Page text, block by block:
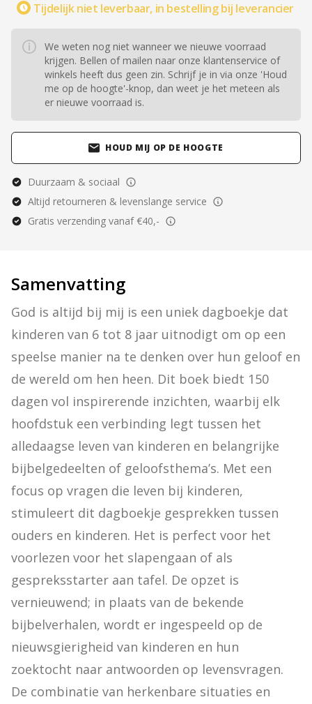
Tijdelijk niet leverbaar, in bestelling bij leverancier
We weten nog niet wanneer we nieuwe voorraad
krijgen. Bellen of mailen naar onze klantenservice of
winkels heeft dus geen zin. Schrijf je in via onze 'Houd
me op de hoogte'-knop, dan weet je het meteen als
er nieuwe voorraad is.
HOUD MIJ OP DE HOOGTE
Duurzaam & sociaal
Altijd retourneren & levenslange service
Gratis verzending vanaf €40,-
Samenvatting
God is altijd bij mij is een uniek dagboekje dat
kinderen van 6 tot 8 jaar uitnodigt om op een
speelse manier na te denken over hun geloof en
de wereld om hen heen. Dit boek biedt 150
dagen vol inspirerende inzichten, waarbij elk
hoofdstuk een verbinding legt tussen het
alledaagse leven van kinderen en belangrijke
bijbelgedeelten of geloofsthema’s. Met een
focus op vragen die leven bij kinderen,
stimuleert dit dagboekje gesprekken tussen
ouders en kinderen. Het is perfect voor het
voorlezen voor het slapengaan of als
gespreksstarter aan tafel. De opzet is
vernieuwend; in plaats van de bekende
bijbelverhalen, wordt er ingespeeld op de
nieuwsgierigheid van kinderen en hun
zoektocht naar antwoorden op levensvragen.
De combinatie van herkenbare situaties en